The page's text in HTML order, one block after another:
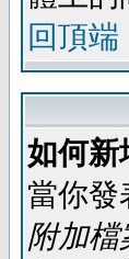
回頂端
如何新
當你發
附加檔